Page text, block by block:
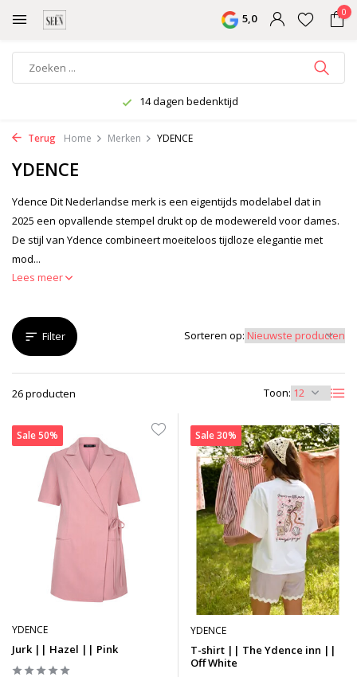
5,0 0
Wekelijks nieuwe collectie
Terug Home Merken YDENCE
YDENCE
Ydence Dit Nederlandse merk is een eigentijds modelabel dat in
2025 een opvallende stempel drukt op de modewereld voor dames.
De stijl van Ydence combineert moeiteloos tijdloze elegantie met
mod...
Lees meer
Filter
26 producten Toon:
Sorteren op:
Sale 50%
YDENCE
Jurk || Hazel || Pink
Sale 30%
YDENCE
T-shirt || The Ydence inn ||
Off White